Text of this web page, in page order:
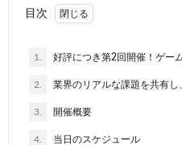
目次
1. 好評につき第2回開催！ゲー
2. 業界のリアルな課題を共有し
3. 開催概要
4. 当日のスケジュール